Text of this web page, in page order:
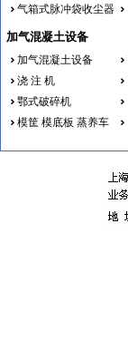
气箱式脉冲袋收尘器
加气混凝土设备
加气混凝土设备
浇 注 机
鄂式破碎机
模筐 模底板 蒸养车